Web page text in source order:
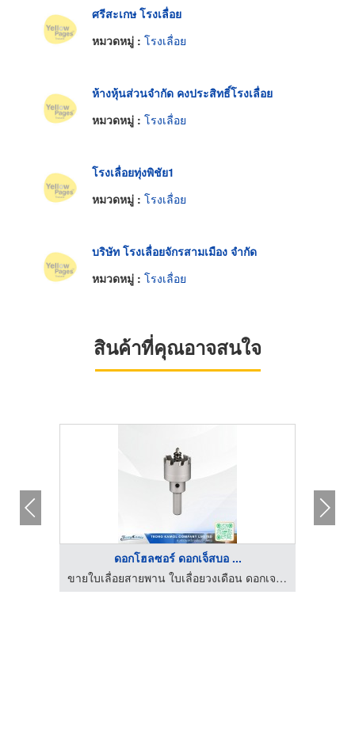
ศรีสะเกษ โรงเลื่อย
หมวดหมู่ : โรงเลื่อย
ห้างหุ้นส่วนจำกัด คงประสิทธิ์โรงเลื่อย
หมวดหมู่ : โรงเลื่อย
โรงเลื่อยทุ่งพิชัย1
หมวดหมู่ : โรงเลื่อย
บริษัท โรงเลื่อยจักรสามเมือง จำกัด
หมวดหมู่ : โรงเลื่อย
สินค้าที่คุณอาจสนใจ
ดอกโฮลซอร์ ดอกเจ็สบอ ...
ขายใบเลื่อยสายพาน ใบเลื่อยวงเดือน ดอกเจาะ-ตรงกมล